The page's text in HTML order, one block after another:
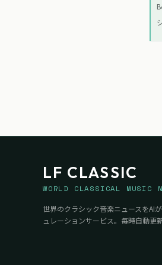
LF CLASSIC
WORLD CLASSICAL MUSIC
世界のクラシック音楽ニュースをAI
ュレーションサービス。毎時自動更新